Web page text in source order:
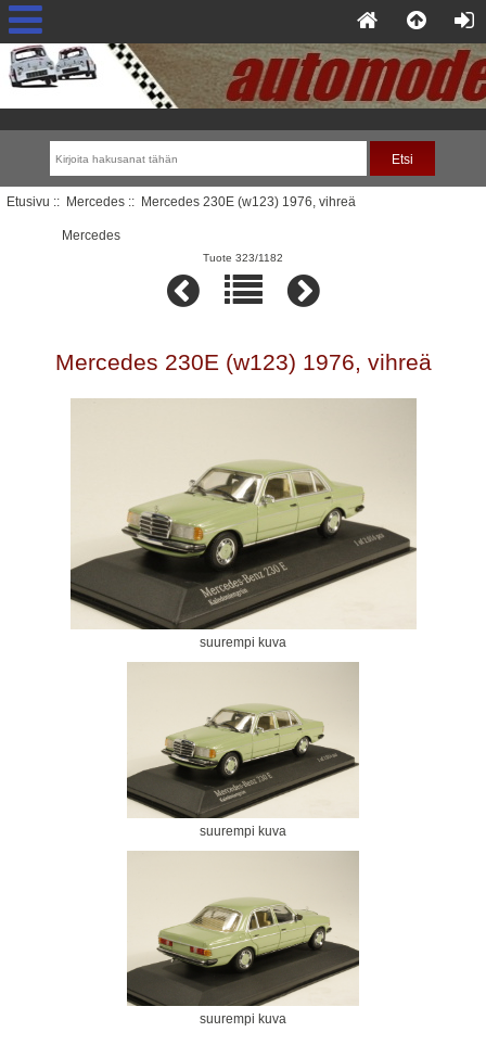
Etusivu :: Mercedes:: Mercedes 230E (w123) 1976, vihreä
Mercedes
Tuote 323/1182
Mercedes 230E (w123) 1976, vihreä
suurempi kuva
suurempi kuva
suurempi kuva